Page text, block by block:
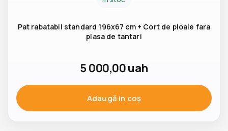
Pat rabatabil standard 196x67 cm + Cort de ploaie fara
plasa de tantari
5 000,00uah
Adaugă in coş